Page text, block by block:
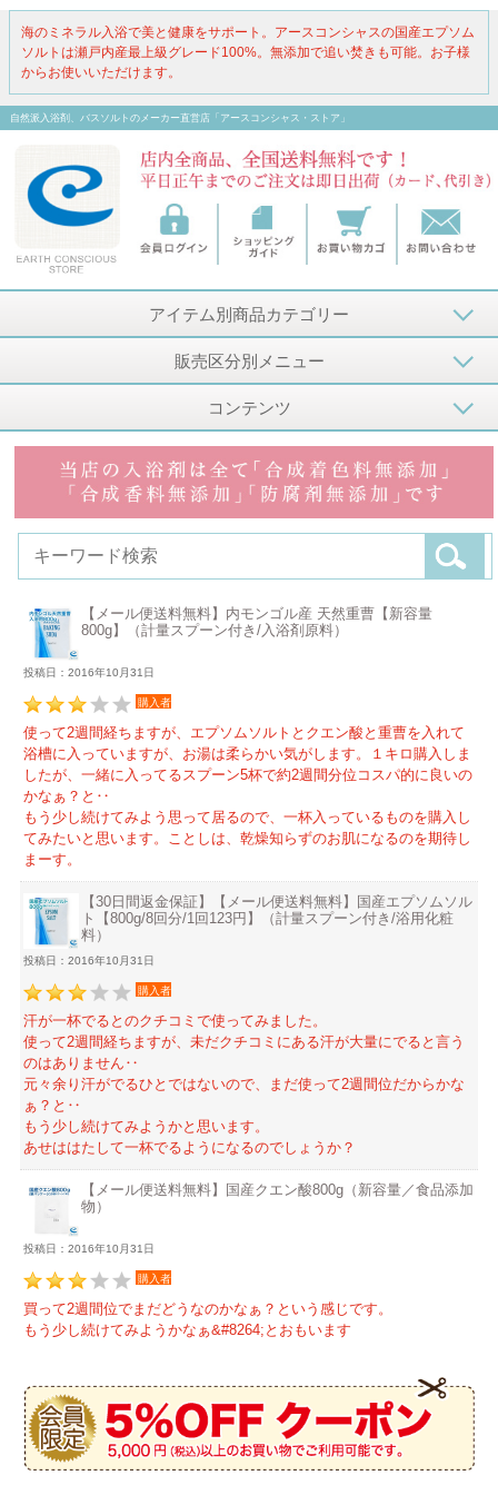
海のミネラル入浴で美と健康をサポート。アースコンシャスの国産エプソム
ソルトは瀬戸内産最上級グレード100%。無添加で追い焚きも可能。お子様
からお使いいただけます。
自然派入浴剤、バスソルトのメーカー直営店「アースコンシャス・ストア」
アイテム別商品カテゴリー
販売区分別メニュー
コンテンツ
【メール便送料無料】内モンゴル産 天然重曹【新容量
800g】（計量スプーン付き/入浴剤原料）
投稿日：2016年10月31日
購入者
使って2週間経ちますが、エプソムソルトとクエン酸と重曹を入れて
浴槽に入っていますが、お湯は柔らかい気がします。１キロ購入しま
したが、一緒に入ってるスプーン5杯で約2週間分位コスパ的に良いの
かなぁ？と‥
もう少し続けてみよう思って居るので、一杯入っているものを購入し
てみたいと思います。ことしは、乾燥知らずのお肌になるのを期待し
まーす。
【30日間返金保証】【メール便送料無料】国産エプソムソル
ト【800g/8回分/1回123円】（計量スプーン付き/浴用化粧
料）
投稿日：2016年10月31日
購入者
汗が一杯でるとのクチコミで使ってみました。
使って2週間経ちますが、未だクチコミにある汗が大量にでると言う
のはありません‥
元々余り汗がでるひとではないので、まだ使って2週間位だからかな
ぁ？と‥
もう少し続けてみようかと思います。
あせははたして一杯でるようになるのでしょうか？
【メール便送料無料】国産クエン酸800g（新容量／食品添加
物）
投稿日：2016年10月31日
購入者
買って2週間位でまだどうなのかなぁ？という感じです。
もう少し続けてみようかなぁ&#8264;とおもいます